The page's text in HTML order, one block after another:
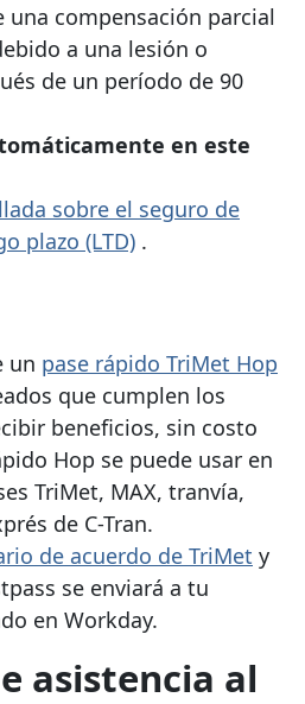
una compensación parcial
a una lesión o
de un período de 90
en este
sobre el seguro de
plazo (LTD) .
un pase rápido TriMet Hop
que cumplen los
beneficios, sin costo
Hop se puede usar en
TriMet, MAX, tranvía,
de C-Tran.
de acuerdo de TriMet y
se enviará a tu
en Workday.
asistencia al